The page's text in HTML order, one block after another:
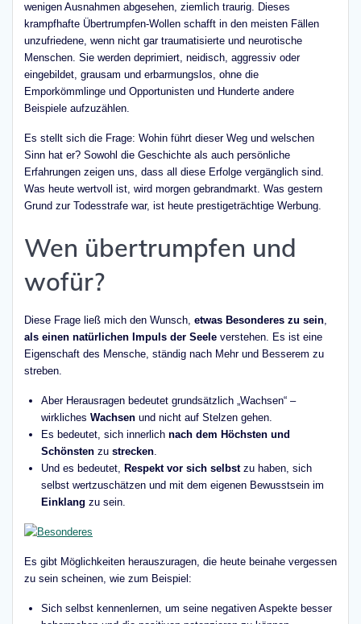
wenigen Ausnahmen abgesehen, ziemlich traurig. Dieses
krampfhafte Übertrumpfen-Wollen schafft in den meisten Fällen
unzufriedene, wenn nicht gar traumatisierte und neurotische
Menschen. Sie werden deprimiert, neidisch, aggressiv oder
eingebildet, grausam und erbarmungslos, ohne die
Emporkömmlinge und Opportunisten und Hunderte andere
Beispiele aufzuzählen.
Es stellt sich die Frage: Wohin führt dieser Weg und welschen
Sinn hat er? Sowohl die Geschichte als auch persönliche
Erfahrungen zeigen uns, dass all diese Erfolge vergänglich sind.
Was heute wertvoll ist, wird morgen gebrandmarkt. Was gestern
Grund zur Todesstrafe war, ist heute prestigeträchtige Werbung.
Wen übertrumpfen und
wofür?
Diese Frage ließ mich den Wunsch, etwas Besonderes zu sein,
als einen natürlichen Impuls der Seele verstehen. Es ist eine
Eigenschaft des Mensche, ständig nach Mehr und Besserem zu
streben.
Aber Herausragen bedeutet grundsätzlich „Wachsen“ –
wirkliches Wachsen und nicht auf Stelzen gehen.
Es bedeutet, sich innerlich nach dem Höchsten und
Schönsten zu strecken.
Und es bedeutet, Respekt vor sich selbstzu haben, sich
selbst wertzuschätzen und mit dem eigenen Bewusstsein im
Einklang zu sein.
Es gibt Möglichkeiten herauszuragen, die heute beinahe vergessen
zu sein scheinen, wie zum Beispiel:
Sich selbst kennenlernen, um seine negativen Aspekte besser